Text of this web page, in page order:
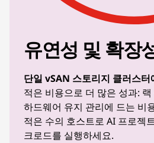
유연성 및 확장
단일 vSAN 스토리지 클러스
적은 비용으로 더 많은 성과:
하드웨어 유지 관리에 드는 비
적은 수의 호스트로 AI 프로젝
크로드를 실행하세요.